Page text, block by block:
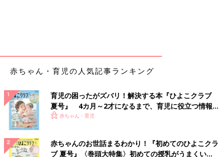
赤ちゃん・育児の人気記事ランキング
育児の困ったがズバリ！解決する本『ひよこクラブ
夏号』 4カ月～2才になるまで、育児に役立つ情報が
いっぱい！
赤ちゃん・育児
赤ちゃんのお世話まるわかり！『初めてのひよこクラ
ブ 夏号』〈巻頭大特集〉初めての授乳がうまくい